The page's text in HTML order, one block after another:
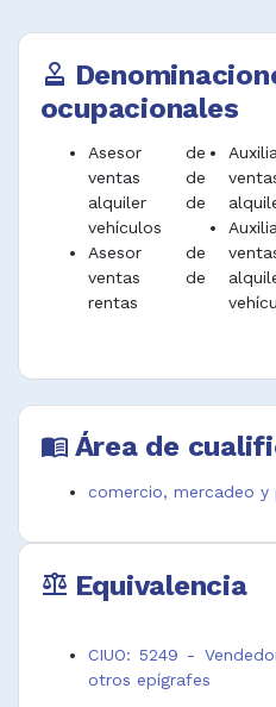
approval
ocupacionales
Asesor de
ventas de
alquiler de
vehículos
Asesor de
ventas de
rentas
menu_book Área de
comercio, mercadeo y
balance Equivalencia
CIUO: 5249 -
otros epígrafes